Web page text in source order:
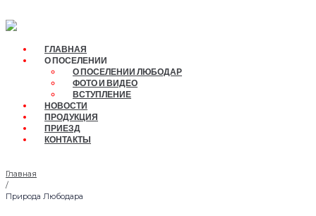
к
контентуГЛАВНАЯ
О ПОСЕЛЕНИИ
О ПОСЕЛЕНИИ ЛЮБОДАР
ФОТО И ВИДЕО
ВСТУПЛЕНИЕ
НОВОСТИ
ПРОДУКЦИЯ
ПРИЕЗД
КОНТАКТЫ
Главная
/
Природа Любодара